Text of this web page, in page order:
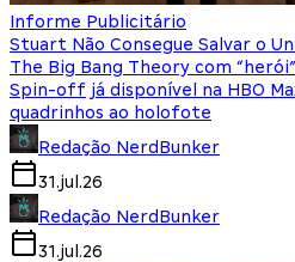
Informe Publicitário
Stuart Não Consegue Salvar o
The Big Bang Theory com
Spin-off já disponível na HBO
quadrinhos ao holofote
Redação NerdBunker
31.jul.26
Redação NerdBunker
31.jul.26